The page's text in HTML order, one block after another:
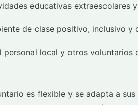
educativas extraescolares
de clase positivo, inclusivo y
personal local y otros
es flexible y se adapta a